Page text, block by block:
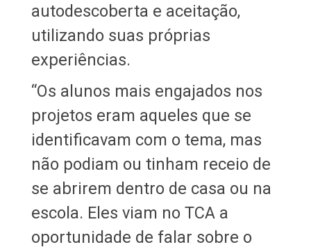
autodescoberta e aceitação,
utilizando suas próprias
experiências.
“Os alunos mais engajados nos
projetos eram aqueles que se
identificavam com o tema, mas
não podiam ou tinham receio de
se abrirem dentro de casa ou na
escola. Eles viam no TCA a
oportunidade de falar sobre o